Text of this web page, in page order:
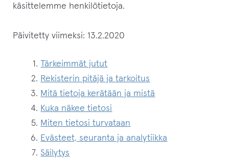
Inarin Käsityöpuoti
Arvostelut
käsittelemme henkilötietoja.
Päivitetty viimeksi: 13.2.2020
Tärkeimmät jutut
Rekisterin pitäjä ja tarkoitus
Mitä tietoja kerätään ja mistä
Kuka näkee tietosi
Miten tietosi turvataan
Evästeet, seuranta ja analytiikka
Säilytys